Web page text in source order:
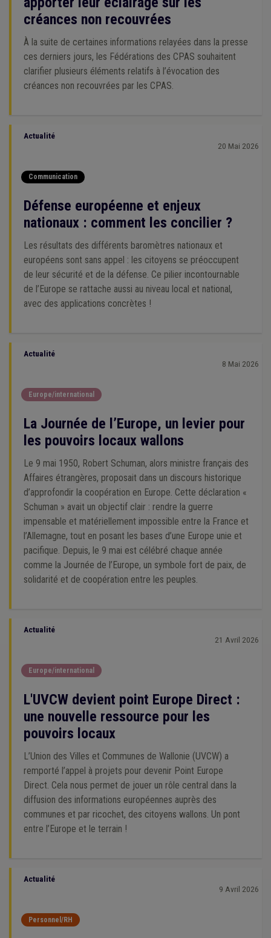
créances non recouvrées
À la suite de certaines informations relayées dans la presse
ces derniers jours, les Fédérations des CPAS souhaitent
clarifier plusieurs éléments relatifs à l’évocation des
créances non recouvrées par les CPAS.
Actualité
20 Mai 2026
Communication
Défense européenne et enjeux
nationaux : comment les concilier ?
Les résultats des différents baromètres nationaux et
européens sont sans appel : les citoyens se préoccupent
de leur sécurité et de la défense. Ce pilier incontournable
de l’Europe se rattache aussi au niveau local et national,
avec des applications concrètes !
Actualité
8 Mai 2026
Europe/international
La Journée de l’Europe, un levier pour
les pouvoirs locaux wallons
Le 9 mai 1950, Robert Schuman, alors ministre français des
Affaires étrangères, proposait dans un discours historique
d’approfondir la coopération en Europe. Cette déclaration «
Schuman » avait un objectif clair : rendre la guerre
impensable et matériellement impossible entre la France et
l’Allemagne, tout en posant les bases d’une Europe unie et
pacifique. Depuis, le 9 mai est célébré chaque année
comme la Journée de l’Europe, un symbole fort de paix, de
solidarité et de coopération entre les peuples.
Actualité
21 Avril 2026
Europe/international
L'UVCW devient point Europe Direct :
une nouvelle ressource pour les
pouvoirs locaux
L’Union des Villes et Communes de Wallonie (UVCW) a
remporté l’appel à projets pour devenir Point Europe
Direct. Cela nous permet de jouer un rôle central dans la
diffusion des informations européennes auprès des
communes et par ricochet, des citoyens wallons. Un pont
entre l’Europe et le terrain !
Actualité
9 Avril 2026
Personnel/RH